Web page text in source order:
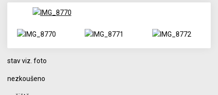
stav viz. foto
nezkoušeno